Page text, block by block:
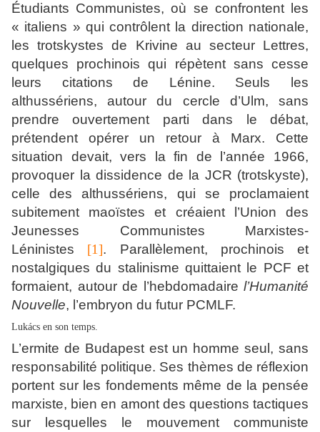
Étudiants Communistes, où se confrontent les
« italiens » qui contrôlent la direction nationale,
les trotskystes de Krivine au secteur Lettres,
quelques prochinois qui répètent sans cesse
leurs citations de Lénine. Seuls les
althussériens, autour du cercle d’Ulm, sans
prendre ouvertement parti dans le débat,
prétendent opérer un retour à Marx. Cette
situation devait, vers la fin de l’année 1966,
provoquer la dissidence de la JCR (trotskyste),
celle des althussériens, qui se proclamaient
subitement maoïstes et créaient l’Union des
Jeunesses Communistes Marxistes-
Léninistes [1]. Parallèlement, prochinois et
nostalgiques du stalinisme quittaient le PCF et
formaient, autour de l’hebdomadaire l’Humanité
Nouvelle, l’embryon du futur PCMLF.
Lukács en son temps.
L’ermite de Budapest est un homme seul, sans
responsabilité politique. Ses thèmes de réflexion
portent sur les fondements même de la pensée
marxiste, bien en amont des questions tactiques
sur lesquelles le mouvement communiste